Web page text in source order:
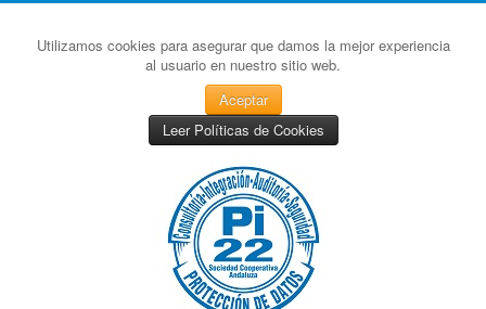
Utilizamos cookies para asegurar que damos la mejor experiencia
al usuario en nuestro sitio web.
Aceptar
Leer Políticas de Cookies